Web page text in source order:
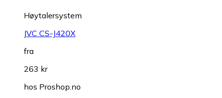
Høytalersystem
JVC CS-J420X
fra
263 kr
hos Proshop.no